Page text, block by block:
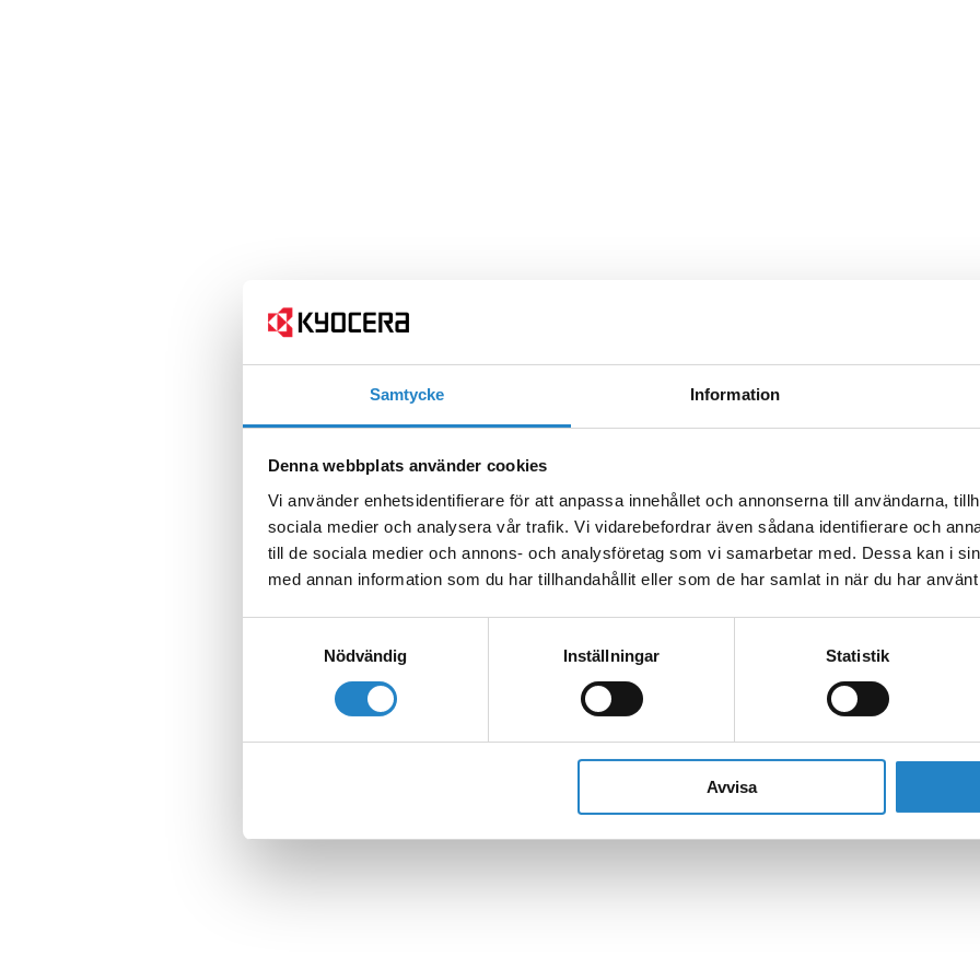
Samtycke Information
Denna webbplats använder cookies
Vi använder enhetsidentifierare för att anpassa innehållet och annonserna till användarna,
sociala medier och analysera vår trafik. Vi vidarebefordrar även sådana identifierare och
till de sociala medier och annons- och analysföretag som vi samarbetar med. Dessa kan i
med annan information som du har tillhandahållit eller som de har samlat in när du har
Nödvändig
Inställningar Statistik
Avvisa